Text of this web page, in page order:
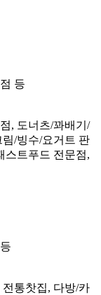
등
, 도너츠/꽈배기/
/빙수/요거트 판
스트푸드 전문점,
통찻집, 다방/카